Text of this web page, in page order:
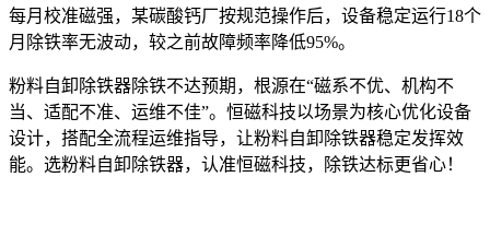
每月校准磁强，某碳酸钙厂按规范操作后，设备稳定运行18个
月除铁率无波动，较之前故障频率降低95%。
粉料自卸除铁器除铁不达预期，根源在“磁系不优、机构不
当、适配不准、运维不佳”。恒磁科技以场景为核心优化设备
设计，搭配全流程运维指导，让粉料自卸除铁器稳定发挥效
能。选粉料自卸除铁器，认准恒磁科技，除铁达标更省心！